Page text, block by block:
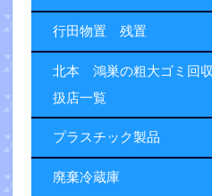
行田物置 残置
北本 鴻巣の粗大ゴミ回
扱店一覧
プラスチック製品
廃棄冷蔵庫